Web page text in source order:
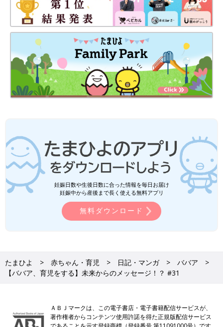
妊娠日数や生後日数に合った情報を毎日お届け
妊娠中から産後まで長く使える無料アプリ
無料ダウンロード
たまひよ 赤ちゃん・育児 日記・マンガ
ババア
【ババア、育児をする】未来からのメッセージ！？ #31
ＡＢＪマークは、この電子書店・電子書籍配信サービスが、
著作権者からコンテンツ使用許諾を得た正規版配信サービス